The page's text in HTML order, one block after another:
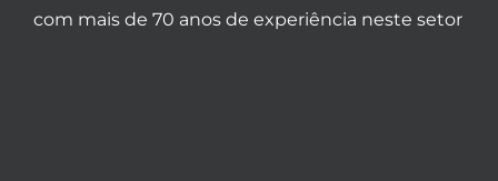
com mais de 70 anos de experiência neste setor